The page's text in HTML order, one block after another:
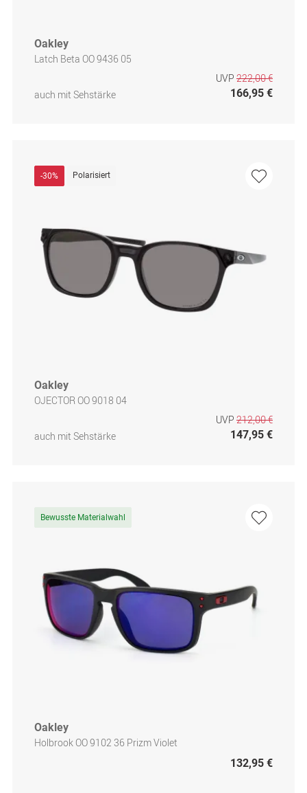
Oakley
Latch Beta OO 9436 05
auch mit Sehstärke
UVP 222,00 €
166,95 €
-30% Polarisiert
Oakley
OJECTOR OO 9018 04
auch mit Sehstärke
UVP 212,00 €
147,95 €
Bewusste Materialwahl
Oakley
Holbrook OO 9102 36 Prizm Violet
132,95 €